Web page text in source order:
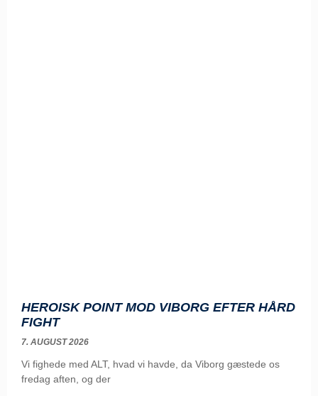
HEROISK POINT MOD VIBORG EFTER HÅRD
FIGHT
7. AUGUST 2026
Vi fighede med ALT, hvad vi havde, da Viborg gæstede os
fredag aften, og der